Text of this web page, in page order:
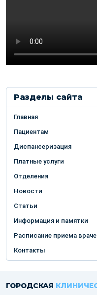
Разделы сайта
Главная
Пациентам
Диспансеризация
Платные услуги
Отделения
Новости
Статьи
Информация и памятки
Расписание приема
Контакты
ГОРОДСКАЯ